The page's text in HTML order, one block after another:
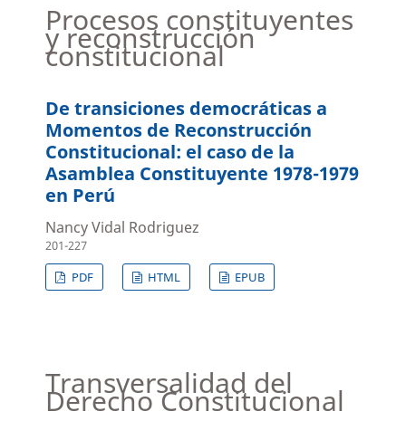
Procesos constituyentes
y reconstrucción
constitucional
De transiciones democráticas a
Momentos de Reconstrucción
Constitucional: el caso de la
Asamblea Constituyente 1978-1979
en Perú
Nancy Vidal Rodriguez
201-227
PDF
HTML EPUB
Transversalidad del
Derecho Constitucional